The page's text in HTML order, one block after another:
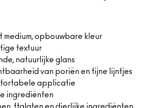
medium, opbouwbare kleur
textuur
natuurlijke glans
van poriën en fijne lijntjes
applicatie
ingrediënten